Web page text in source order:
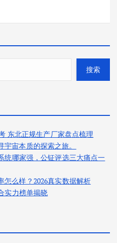
搜索
东北正规生产厂家盘点梳理
宇宙本质的探索之旅。
统哪家强，公钲评选三大痛点一
怎么样？2026真实数据解析
实力榜单揭晓